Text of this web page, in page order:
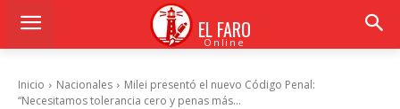
EL FARO
Online
Inicio Nacionales
Milei presentó el nuevo Código Penal:
“Necesitamos tolerancia cero y penas más...